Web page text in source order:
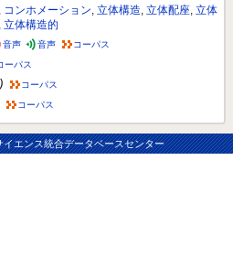
, コンホメーション, 立体構造, 立体配座, 立体
, 立体構造的
音声 音声 コーパス
ーパス
コーパス
コーパス
イエンス統合データベースセンター